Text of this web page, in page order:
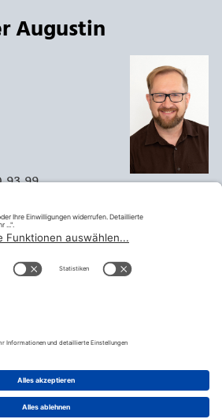
Augustin
93 99
Kärnten
14
Gewerkschafter:innen |
|Datenschutzerklärung|